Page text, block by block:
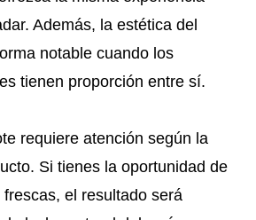
Además, la estética del
notable cuando los
tienen proporción entre sí.
requiere atención según la
Si tienes la oportunidad de
el resultado será